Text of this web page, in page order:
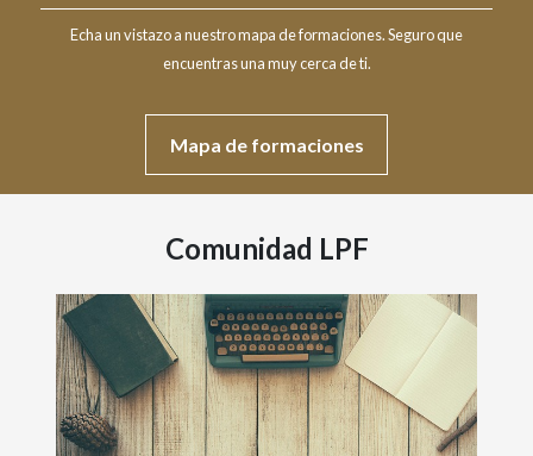
Echa un vistazo a nuestro mapa de formaciones. Seguro que
encuentras una muy cerca de ti.
Mapa de formaciones
Comunidad LPF